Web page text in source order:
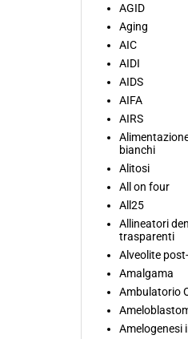
AGID
Aging
AIC
AIDI
AIDS
AIFA
AIRS
bianchi
Alitosi
All on four
All25
Allineatori
trasparenti
Alveolite
Amalgama
Ambulatorio
Amelogenesi